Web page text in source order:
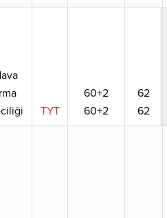
TYT
60+2
60+2
62
62